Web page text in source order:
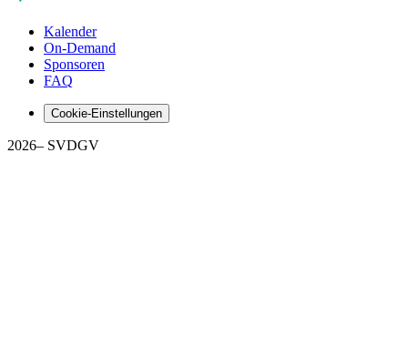
Kalender
On-Demand
Sponsoren
FAQ
Cookie-Einstellungen
2026– SVDGV